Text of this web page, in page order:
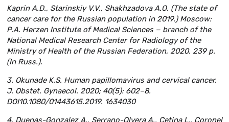
Kaprin A.D., Starinskiy V.V., Shakhzadova A.O. (The state of
cancer care for the Russian population in 2019.) Moscow:
P.A. Herzen Institute of Medical Sciences − branch of the
National Medical Research Center for Radiology of the
Ministry of Health of the Russian Federation, 2020. 239 p.
(In Russ.).
3. Okunade K.S. Human papillomavirus and cervical cancer.
J. Obstet. Gynaecol. 2020; 40(5): 602–8.
DOI10.1080/01443615.2019. 1634030
4. Duenas-Gonzalez A., Serrano-Olvera A., Cetina L., Coronel